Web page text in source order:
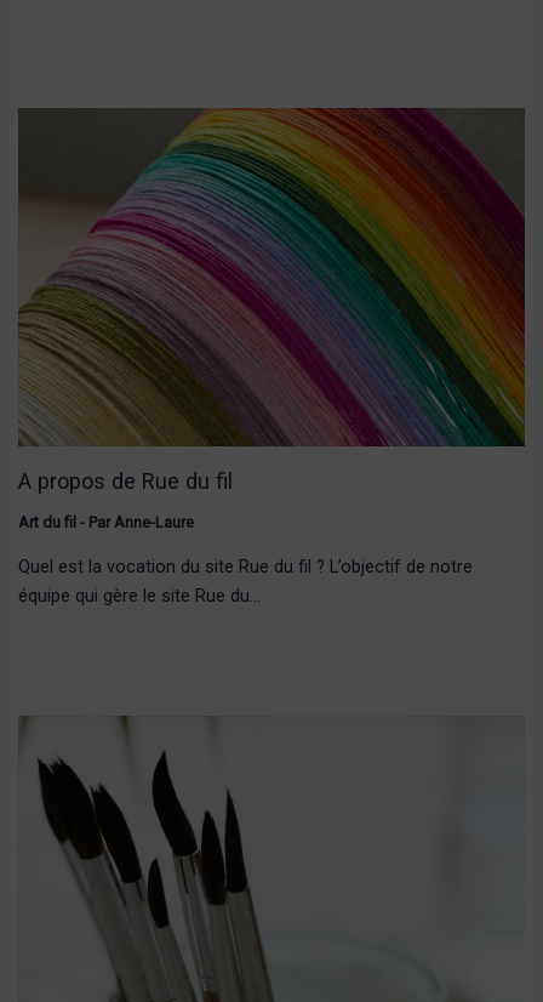
A propos de Rue du fil
Art du fil - Par Anne-Laure
Quel est la vocation du site Rue du fil ? L’objectif de notre
équipe qui gère le site Rue du…